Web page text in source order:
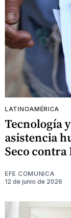
LATINOAMÉRICA
Tecnología
asistencia
Seco contra
EFE COMUNICA
12 de junio de 2026